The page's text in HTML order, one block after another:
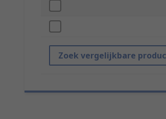
Zoek vergelijkbare